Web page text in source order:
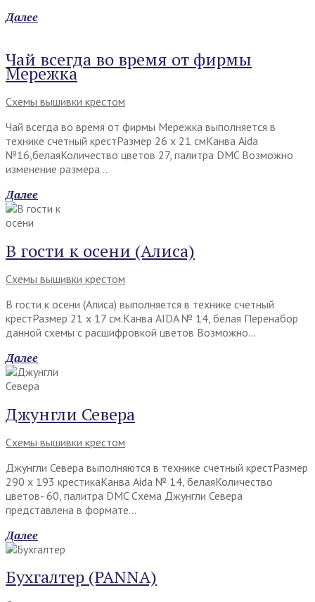
Далее
Чай всегда во время от фирмы
Мережка
Схемы вышивки крестом
Чай всегда во время от фирмы Мережка выполняется в
технике счетный крестРазмер 26 х 21 смКанва Aida
№16,белаяКоличество цветов 27, палитра DMC Возможно
изменение размера…
Далее
В гости к осени (Алиса)
Схемы вышивки крестом
В гости к осени (Алиса) выполняется в технике счетный
крестРазмер 21 х 17 см.Канва AIDA № 14, белая Перенабор
данной схемы с расшифровкой цветов Возможно…
Далее
Джунгли Севера
Схемы вышивки крестом
Джунгли Севера выполняются в технике счетный крестРазмер
290 х 193 крестикаКанва Aida № 14, белаяКоличество
цветов- 60, палитра DMC Схема Джунгли Севера
представлена в формате…
Далее
Бухгалтер (PANNA)